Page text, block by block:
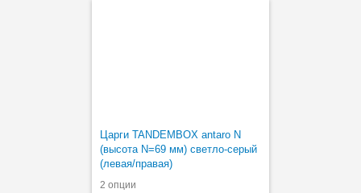
Царги TANDEMBOX antaro N
(высота N=69 мм) светло-серый
(левая/правая)
2 опции